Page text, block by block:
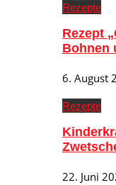
Rezepte
Rezept
Bohnen
6. August
Rezepte
22. Juni